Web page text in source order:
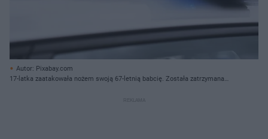
Autor: Pixabay.com
17-latka zaatakowała nożem swoją 67-letnią babcię. Została zatrzymana